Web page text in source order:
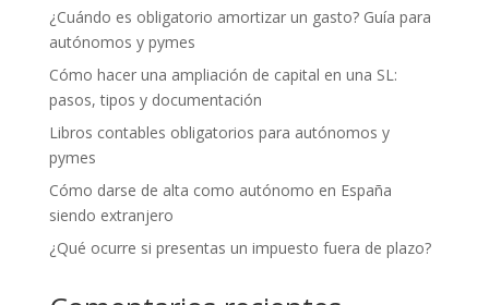
¿Cuándo es obligatorio amortizar un gasto? Guía para
autónomos y pymes
Cómo hacer una ampliación de capital en una SL:
pasos, tipos y documentación
Libros contables obligatorios para autónomos y
pymes
Cómo darse de alta como autónomo en España
siendo extranjero
¿Qué ocurre si presentas un impuesto fuera de plazo?